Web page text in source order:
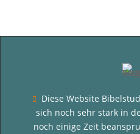

Diese Website
sich noch sehr stark in
noch einige Zeit